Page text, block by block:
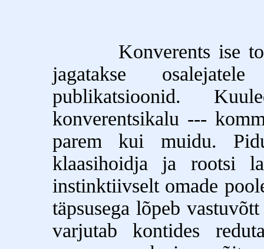
Konverents ise
jagatakse
publikatsioonid.
konverentsikalu ---
parem kui muidu.
klaasihoidja ja rootsi
instinktiivselt omade
täpsusega lõpeb
varjutab kontides